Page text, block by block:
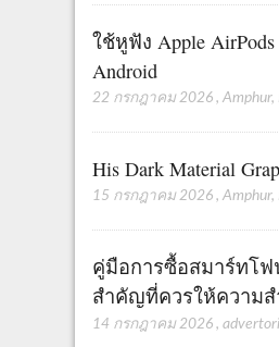
ใช้หูฟัง Apple
Android
22 กรกฎาคม 2026 , Amphur,
His Dark Material
15 กรกฎาคม 2026 , Amphur,
คู่มือการซื้อสมาร์ทโฟ
สำคัญที่ควรให้ความ
14 กรกฎาคม 2026 ,